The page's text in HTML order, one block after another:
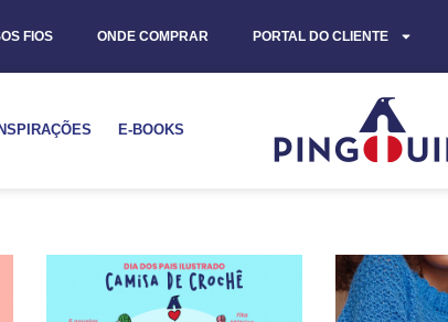
FIOS ONDE COMPRAR PORTAL DO CLIENTE
INSPIRAÇÕES E-BOOKS